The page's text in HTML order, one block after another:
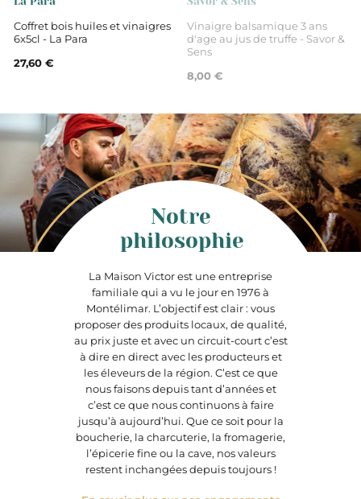
Coffret bois huiles et vinaigres
6x5cl - La Para
27,60 €
Vinaigre balsamique 3 ans
d'age au jus de truffe - Savor &
Sens
8,00 €
La Maison Victor est une entreprise
familiale qui a vu le jour en 1976 à
Montélimar. L’objectif est clair : vous
proposer des produits locaux, de qualité,
au prix juste et avec un circuit-court c’est
à dire en direct avec les producteurs et
les éleveurs de la région. C’est ce que
nous faisons depuis tant d’années et
c’est ce que nous continuons à faire
jusqu’à aujourd’hui. Que ce soit pour la
boucherie, la charcuterie, la fromagerie,
l’épicerie fine ou la cave, nos valeurs
restent inchangées depuis toujours !
Notre
philosophie